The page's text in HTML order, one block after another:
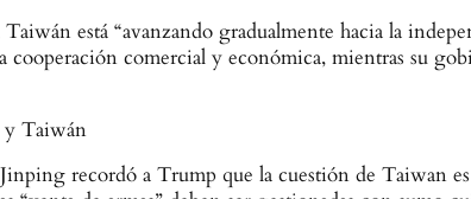
está “avanzando gradualmente hacia la
cooperación comercial y económica, mientras su
y Taiwán
recordó a Trump que la cuestión de Taiwan